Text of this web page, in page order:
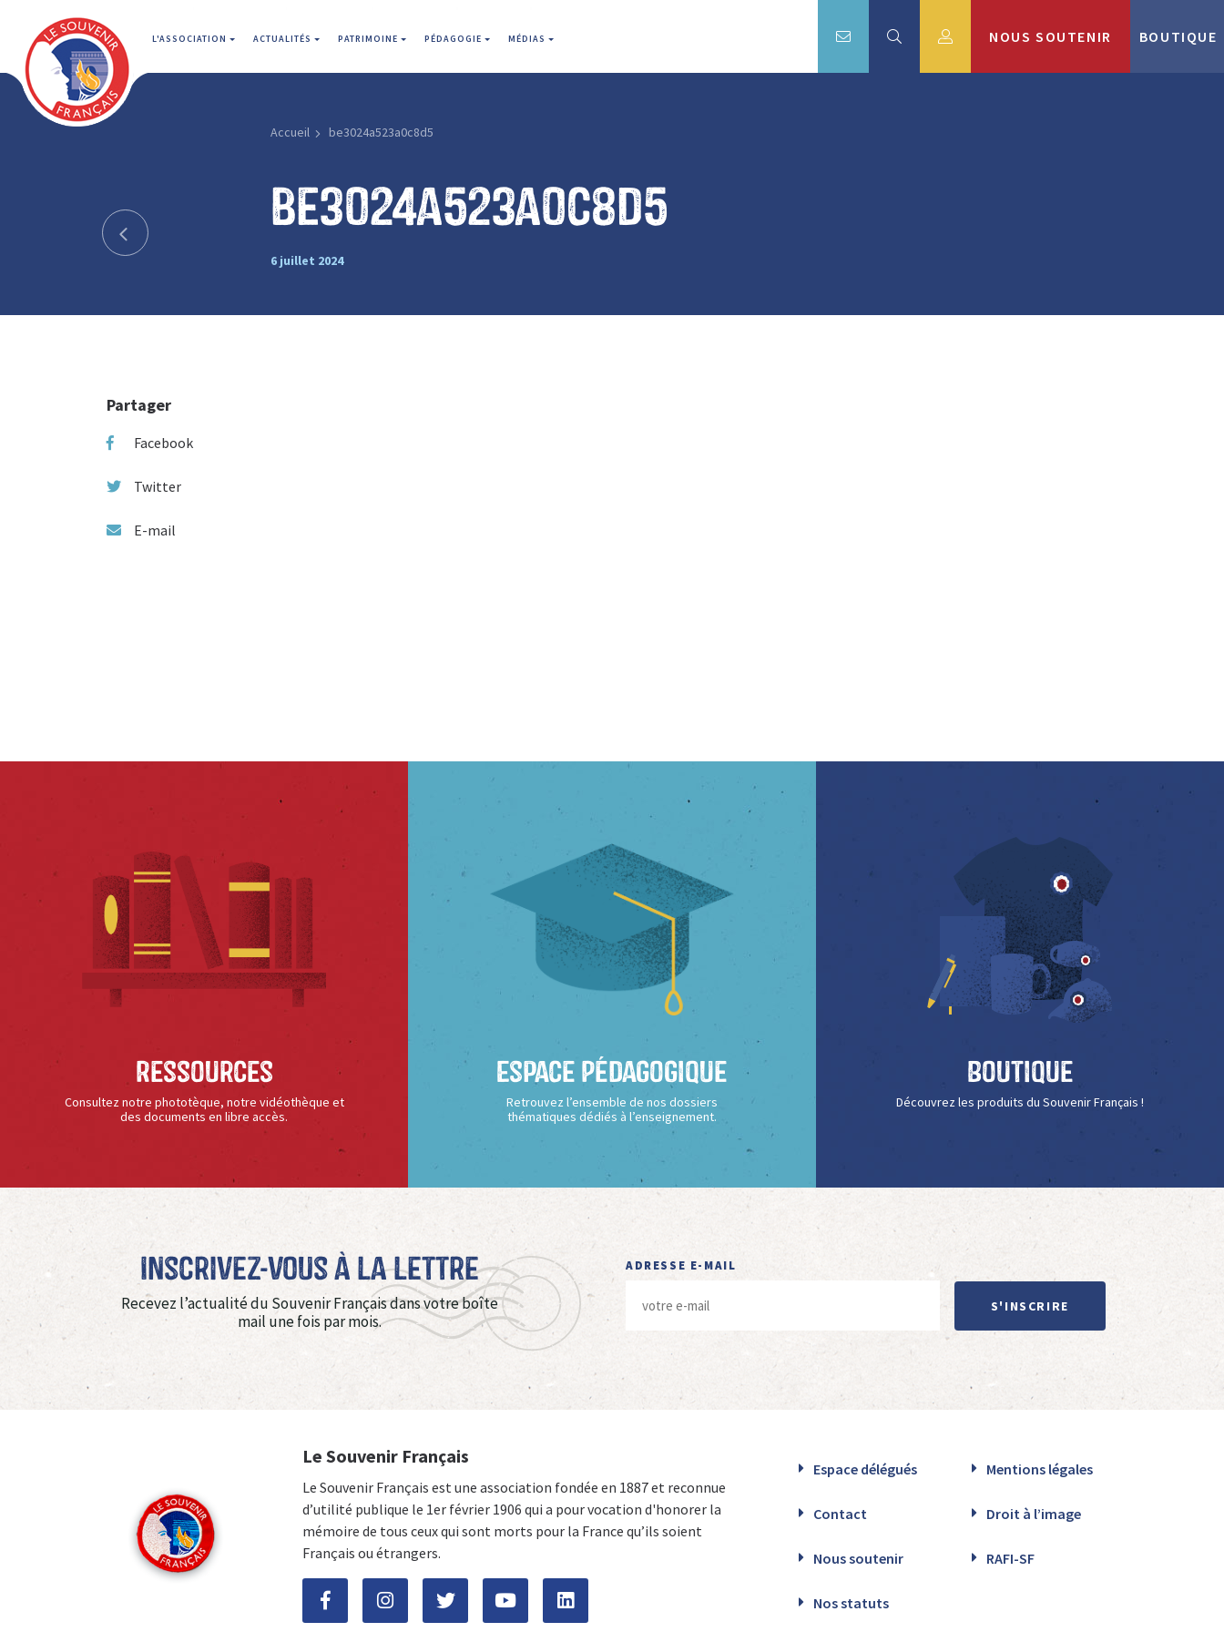
L'ASSOCIATION ACTUALITÉS PATRIMOINE PÉDAGOGIE MÉDIAS NOUS SOUTENIR BOUTIQUE
Accueil be3024a523a0c8d5
be3024a523a0c8d5
6 juillet 2024
Partager
Facebook
Twitter
E-mail
Ressources
Consultez notre phototèque, notre vidéothèque et
des documents en libre accès.
Espace Pédagogique
Retrouvez l’ensemble de nos dossiers
thématiques dédiés à l’enseignement.
Boutique
Découvrez les produits du Souvenir Français !
Inscrivez-vous à La Lettre
Recevez l’actualité du Souvenir Français dans votre boîte
mail une fois par mois.
ADRESSE E-MAIL
S'INSCRIRE
Le Souvenir Français
Le Souvenir Français est une association fondée en 1887 et reconnue
d’utilité publique le 1er février 1906 qui a pour vocation d'honorer la
mémoire de tous ceux qui sont morts pour la France qu’ils soient
Français ou étrangers.
Espace délégués Mentions légales
Contact Droit à l’image
Nous soutenir RAFI-SF
Nos statuts